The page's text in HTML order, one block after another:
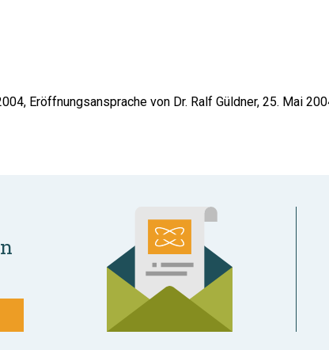
Eröffnungsansprache von Dr. Ralf Güldner, 25. Mai